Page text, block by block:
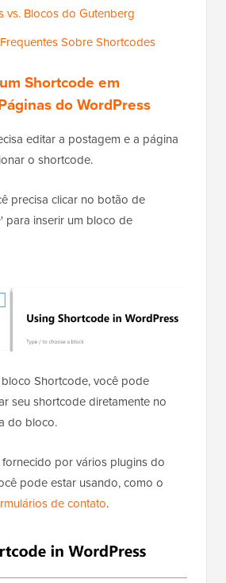
vs. Blocos do Gutenberg
Sobre Shortcodes
Shortcode em
do WordPress
editar a postagem e a página
o shortcode.
precisa clicar no botão de
para inserir um bloco de
Shortcode, você pode
seu shortcode diretamente no
do bloco.
por vários plugins do
pode estar usando, como o
de contato.